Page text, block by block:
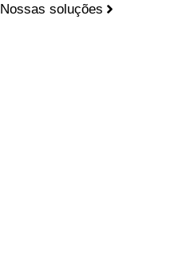
Nossas soluções